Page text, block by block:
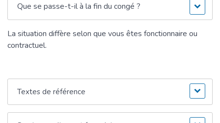
Que se passe-t-il à la fin du congé ?
La situation diffère selon que vous êtes fonctionnaire ou
contractuel.
Textes de référence